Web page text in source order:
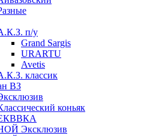
п/у
Grand Sargis
URARTU
Avetis
классик
ВЗ
коньяк
Эксклюзив